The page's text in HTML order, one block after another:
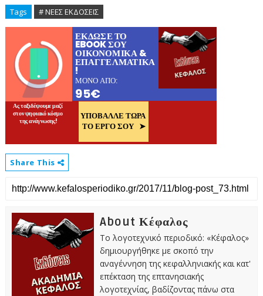
Tags # ΝΕΕΣ ΕΚΔΟΣΕΙΣ
Share This
About Κέφαλος
Το λογοτεχνικό περιοδικό: «Κέφαλος»
δημιουργήθηκε με σκοπό την
αναγέννηση της κεφαλληνιακής και κατ'
επέκταση της επτανησιακής
λογοτεχνίας, βαδίζοντας πάνω στα